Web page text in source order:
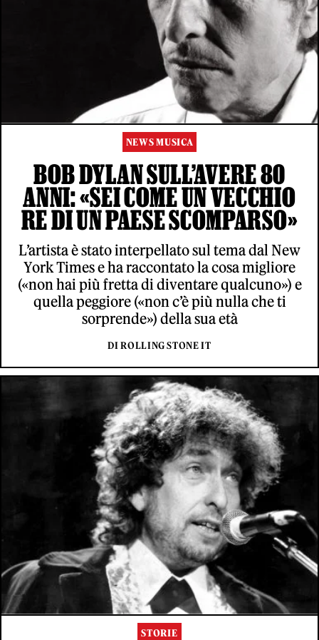
NEWS MUSICA
BOB DYLAN SULL’AVERE 80
ANNI: «SEI COME UN VECCHIO
RE DI UN PAESE SCOMPARSO»
L’artista è stato interpellato sul tema dal New
York Times e ha raccontato la cosa migliore
(«non hai più fretta di diventare qualcuno») e
quella peggiore («non c’è più nulla che ti
sorprende») della sua età
DI ROLLING STONE IT
STORIE